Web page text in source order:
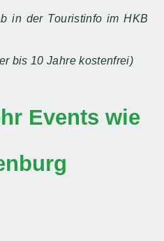
in der Touristinfo im HKB
bis 10 Jahre kostenfrei)
Events wie